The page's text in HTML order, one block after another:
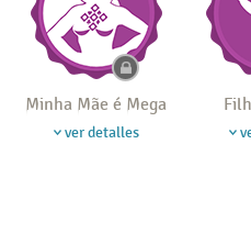
Minha Mãe é Mega
ver detalles